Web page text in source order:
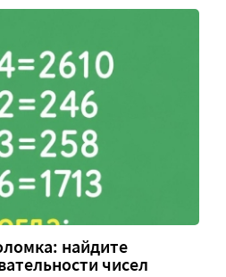
найдите
чисел